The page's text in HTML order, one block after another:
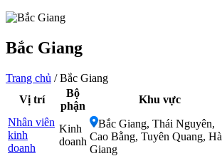
Bắc Giang
Trang chủ /Bắc Giang
Vị trí
Bộ
phận
Khu vực
Nhân viên
kinh
doanh
Kinh
doanh
Bắc Giang, Thái Nguyên,
Cao Bằng, Tuyên Quang, Hà
Giang